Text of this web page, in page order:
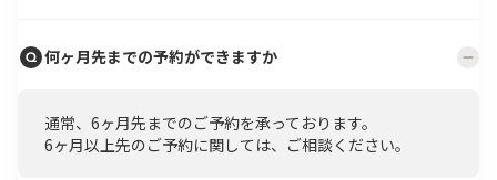
何ヶ月先までの予約ができますか
通常、6ヶ月先までのご予約を承っております。
6ヶ月以上先のご予約に関しては、ご相談ください。